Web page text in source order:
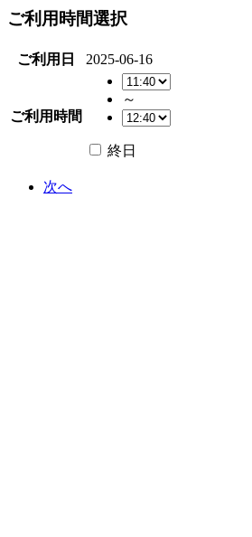
ご利用時間選択
ご利用日 2025-06-16
ご利用時間
～
終日
次へ